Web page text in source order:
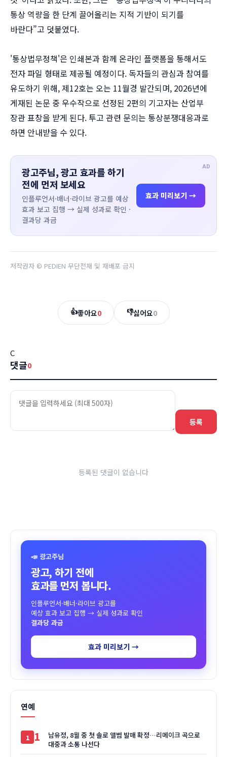
통상 역량을 한 단계 끌어올리는 지적 기반이 되기를
바란다”고 덧붙였다.
'통상법무정책'은 인쇄본과 함께 온라인 플랫폼을 통해서도
전자 파일 형태로 제공될 예정이다. 독자들의 관심과 참여를
유도하기 위해, 제12호는 오는 11월경 발간되며, 2026년에
게재된 논문 중 우수작으로 선정된 2편의 기고자는 산업부
장관 표창을 받게 된다. 투고 관련 문의는 통상분쟁대응과로
하면 안내받을 수 있다.
AD
광고주님, 광고 효과를 하기
전에 먼저 보세요
인플루언서·배너·라이브 광고를 예상
효과 보고 집행 → 실제 성과로 확인 ·
결과당 과금
효과 미리보기 →
저작권자 © PEDIEN 무단전재 및 재배포 금지
👍좋아요0 👎싫어요0
C
댓글0
등록
등록된 댓글이 없습니다
📣 광고주님
광고, 하기 전에
효과를 먼저 봅니다.
인플루언서·배너·라이브 광고를
예상 효과 보고 집행 → 실제 성과로 확인
결과당 과금
효과 미리보기 →
연예
1
남유정, 8월 중 첫 솔로 앨범 발매 확정…리메이크 곡으로
대중과 소통 나선다